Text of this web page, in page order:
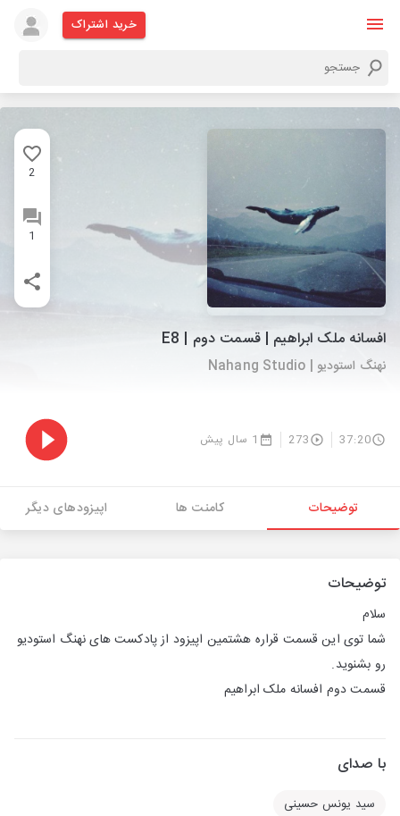
خرید اشتراک
2
1
افسانه ملک ابراهیم | قسمت دوم | E8
نهنگ استودیو | Nahang Studio
37:20
273 1 سال پیش
توضیحات کامنت ها اپیزودهای دیگر
توضیحات
سلام
شما توی این قسمت قراره هشتمین اپیزود از پادکست های نهنگ استودیو
رو بشنوید.
قسمت دوم افسانه ملک ابراهیم
با صدای
سید یونس حسینی